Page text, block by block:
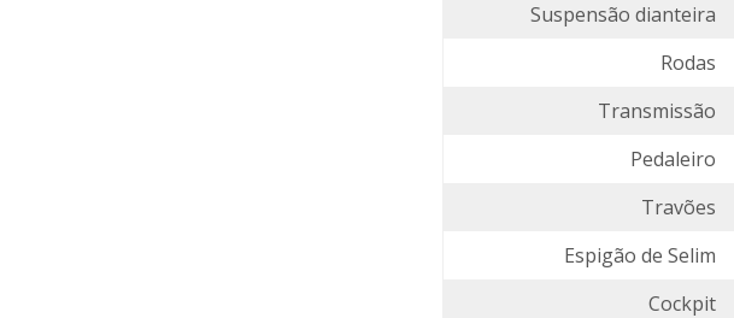
Suspensão dianteira
Rodas
Transmissão
Pedaleiro
Travões
Espigão de Selim
Cockpit